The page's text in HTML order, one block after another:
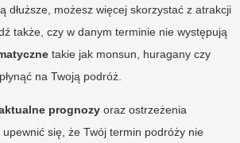
dłuższe, możesz więcej skorzystać z atrakcji
także, czy w danym terminie nie występują
takie jak monsun, huragany czy
na Twoją podróż.
prognozy oraz ostrzeżenia
się, że Twój termin podróży nie